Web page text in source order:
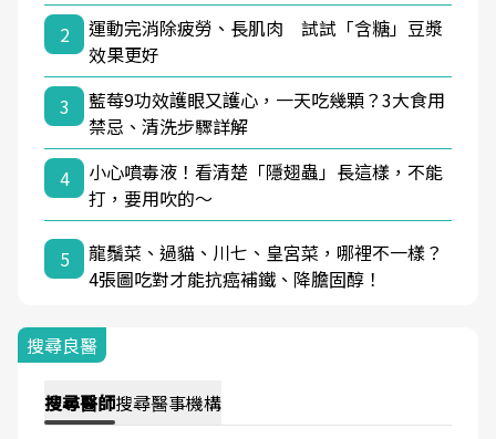
2
運動完消除疲勞、長肌肉 試試「含糖」豆漿
效果更好
3
藍莓9功效護眼又護心，一天吃幾顆？3大食用
禁忌、清洗步驟詳解
4
小心噴毒液！看清楚「隱翅蟲」長這樣，不能
打，要用吹的～
5
龍鬚菜、過貓、川七、皇宮菜，哪裡不一樣？
4張圖吃對才能抗癌補鐵、降膽固醇！
搜尋良醫
搜尋醫師搜尋醫事機構